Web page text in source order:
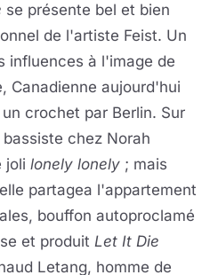
se présente bel et bien
de l'artiste Feist. Un
influences à l'image de
Canadienne aujourd'hui
crochet par Berlin. Sur
chez Norah
joli lonely lonely ; mais
partagea l'appartement
bouffon autoproclamé
et produit Let It Die
Letang, homme de